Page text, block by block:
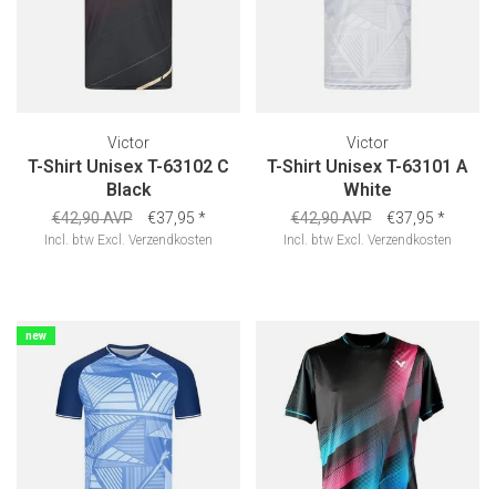
Victor
T-Shirt Unisex T-63102 C
Black
€42,90 AVP €37,95 *
Incl. btw Excl. Verzendkosten
Victor
T-Shirt Unisex T-63101 A
White
€42,90 AVP €37,95 *
Incl. btw Excl. Verzendkosten
new